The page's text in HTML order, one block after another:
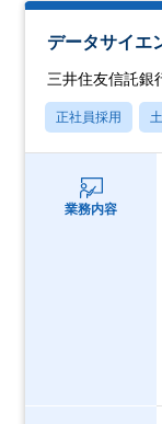
データサイエ
三井住友信託銀
正社員採用
業務内容